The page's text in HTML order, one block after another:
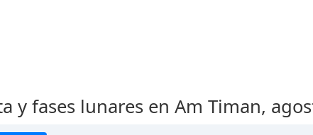
y fases lunares en Am Timan,